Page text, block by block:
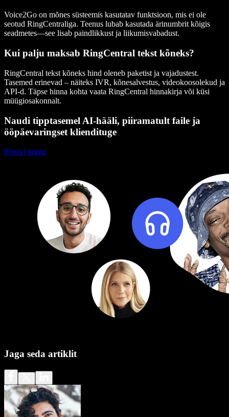
Voice2Go on mõnes süsteemis kasutatav funktsioon, mis ei ole
seotud RingCentraliga. Teenus lubab kasutada ärinumbrit kõigis
seadmetes—see lisab paindlikkust ja liikumisvabadust.
Kui palju maksab RingCentral tekst kõneks?
RingCentral tekst kõneks hind oleneb paketist ja vajadustest.
Tasemed erinevad – näiteks IVR, kõnesalvestus, videokoosolekud ja
API-d. Täpse hinna kohta vaata RingCentral hinnakirja või küsi
müügiosakonnalt.
Naudi tipptasemel AI-hääli, piiramatult faile ja
ööpäevaringset kliendituge
Proovi tasuta
Jaga seda artiklit